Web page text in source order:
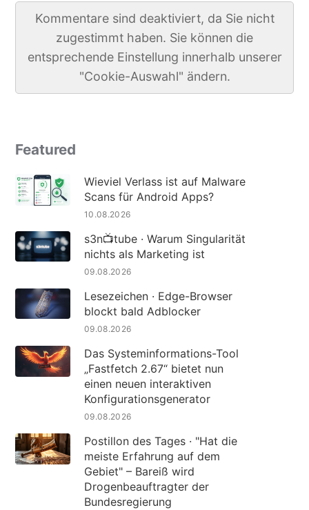
Kommentare sind deaktiviert, da Sie nicht
zugestimmt haben. Sie können die
entsprechende Einstellung innerhalb unserer
"Cookie-Auswahl" ändern.
Featured
Wieviel Verlass ist auf Malware
Scans für Android Apps?
10.08.2026
s3n📺tube · Warum Singularität
nichts als Marketing ist
09.08.2026
Lesezeichen · Edge-Browser
blockt bald Adblocker
09.08.2026
Das Systeminformations-Tool
„Fastfetch 2.67“ bietet nun
einen neuen interaktiven
Konfigurationsgenerator
09.08.2026
Postillon des Tages · "Hat die
meiste Erfahrung auf dem
Gebiet" – Bareiß wird
Drogenbeauftragter der
Bundesregierung